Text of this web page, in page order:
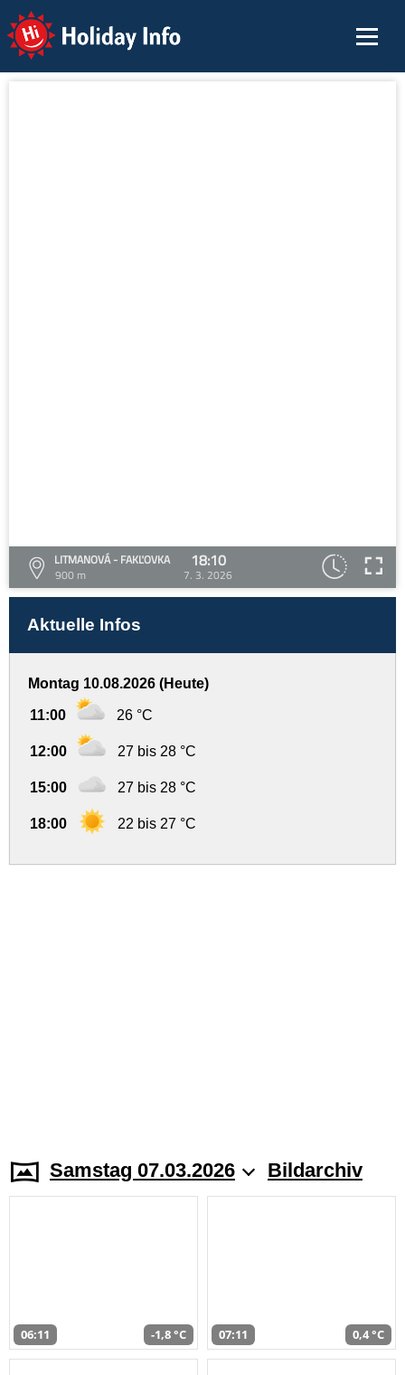
Holiday Info
LITMANOVÁ - FAKĽOVKA
900 m
18:10
7. 3. 2026
Aktuelle Infos
Montag 10.08.2026 (Heute)
11:00 26 °C
12:00 27 bis 28 °C
15:00 27 bis 28 °C
18:00 22 bis 27 °C
Samstag 07.03.2026 Bildarchiv
06:11 -1,8 °C 07:11 0,4 °C